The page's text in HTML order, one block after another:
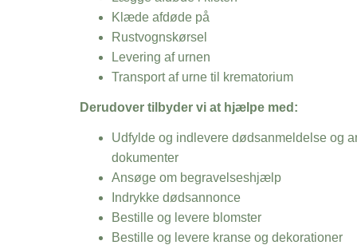
Klæde afdøde på
Rustvognskørsel
Levering af urnen
Transport af urne til krematorium
Derudover tilbyder vi at hjælpe med:
Udfylde og indlevere dødsanmeldelse og
dokumenter
Ansøge om begravelseshjælp
Indrykke dødsannonce
Bestille og levere blomster
Bestille og levere kranse og dekorationer